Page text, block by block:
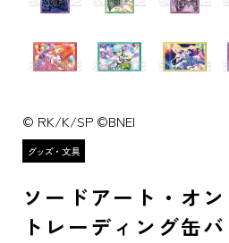
© RK/K/SP ©BNEI
ソードアート・オ
トレーディング缶